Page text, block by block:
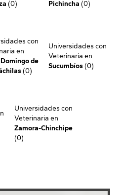
(0) Pichincha (0)
con
en
de
(0)
Universidades con
Veterinaria en
Sucumbíos(0)
Universidades con
Veterinaria en
Zamora-Chinchipe
(0)